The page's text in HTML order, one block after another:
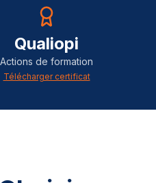
Qualiopi
Actions de formation
Télécharger certificat